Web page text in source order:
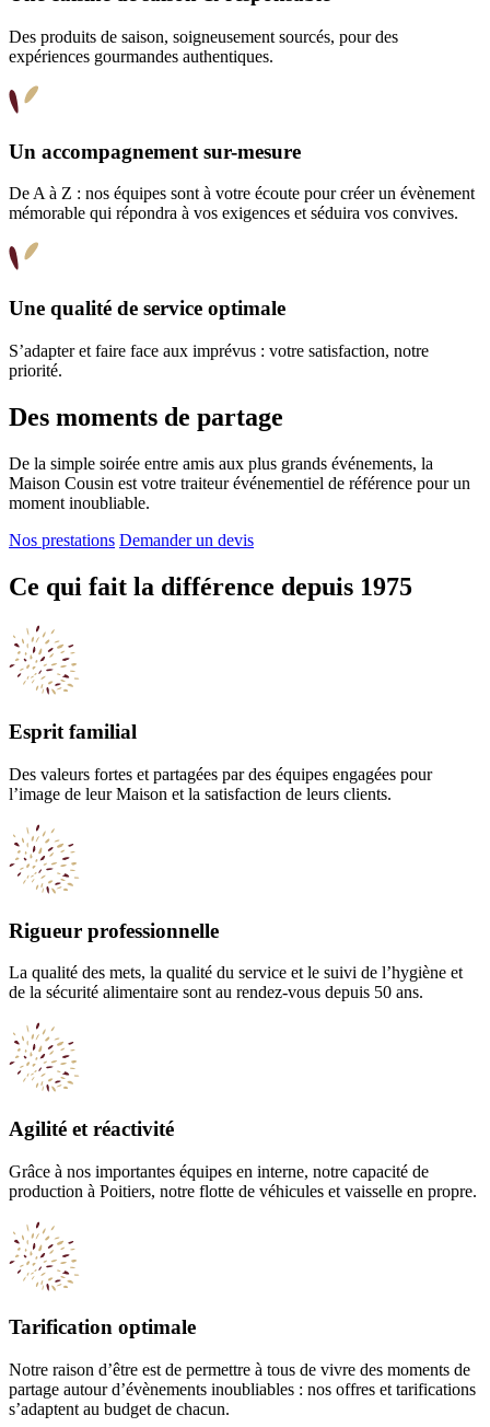
Des produits de saison, soigneusement sourcés, pour des
expériences gourmandes authentiques.
Un accompagnement sur-mesure
De A à Z : nos équipes sont à votre écoute pour créer un évènement
mémorable qui répondra à vos exigences et séduira vos convives.
Une qualité de service optimale
S’adapter et faire face aux imprévus : votre satisfaction, notre
priorité.
Des moments de partage
De la simple soirée entre amis aux plus grands événements, la
Maison Cousin est votre traiteur événementiel de référence pour un
moment inoubliable.
Nos prestations Demander un devis
Ce qui fait la différence depuis 1975
Esprit familial
Des valeurs fortes et partagées par des équipes engagées pour
l’image de leur Maison et la satisfaction de leurs clients.
Rigueur professionnelle
La qualité des mets, la qualité du service et le suivi de l’hygiène et
de la sécurité alimentaire sont au rendez-vous depuis 50 ans.
Agilité et réactivité
Grâce à nos importantes équipes en interne, notre capacité de
production à Poitiers, notre flotte de véhicules et vaisselle en propre.
Tarification optimale
Notre raison d’être est de permettre à tous de vivre des moments de
partage autour d’évènements inoubliables : nos offres et tarifications
s’adaptent au budget de chacun.